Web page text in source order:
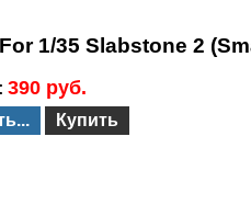
1/35 Slabstone 2
390 руб.
Купить